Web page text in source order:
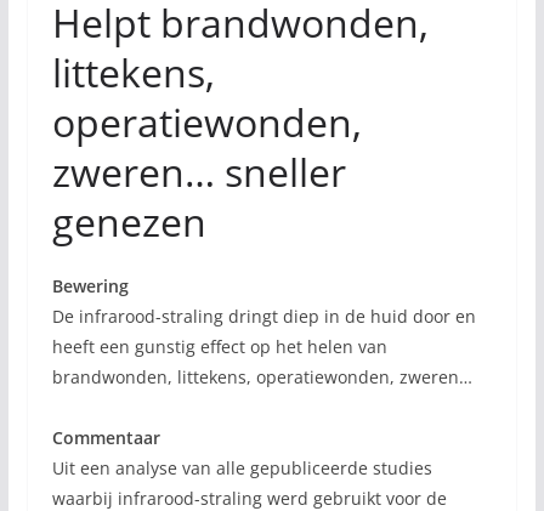
Helpt brandwonden,
littekens,
operatiewonden,
zweren… sneller
genezen
Bewering
De infrarood-straling dringt diep in de huid door en
heeft een gunstig effect op het helen van
brandwonden, littekens, operatiewonden, zweren…
Commentaar
Uit een analyse van alle gepubliceerde studies
waarbij infrarood-straling werd gebruikt voor de